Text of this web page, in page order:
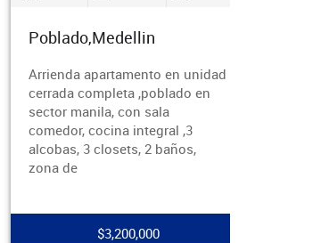
Poblado,Medellin
Arrienda apartamento en
poblado ,unidad cerrada
completa ,sector ciudad del río ,
con 3 alcobas , 3 closets sala
comedor , cocina integral con
red de
$4,100,000